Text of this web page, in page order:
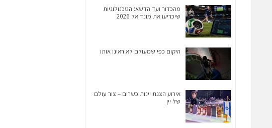
מהכדור ועד הדשא: הטכנולוגיות
שיכריעו את מונדיאל 2026
היקום כפי שמעולם לא ראינו אותו
אירוע הצגת יינות כשרים – צור עולם
של יין